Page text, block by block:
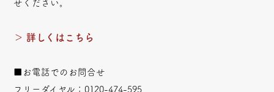
せください。
＞ 詳しくはこちら
■お電話でのお問合せ
フリーダイヤル：0120-474-595